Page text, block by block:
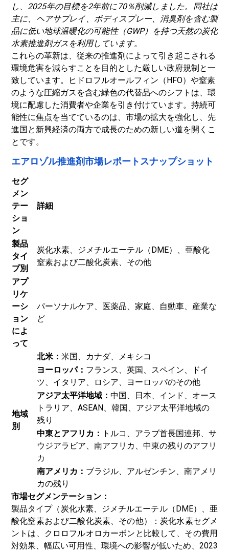
し、2025年の目標を2年前に70％削減しました。同社は
主に、ヘアサプレイ、ボディスプレー、消臭剤を含む製
品に低い地球温暖化の可能性（GWP）を持つ天然の炭化
水素推進剤ガスを利用しています。
これらの革新は、従来の推進剤によって引き起こされる
環境危害を減らすことを目的とした厳しい政府規制と一
致しています。ヒドロフルオールフィン（HFO）や窒素
のような圧縮ガスを含む緑色の代替品へのシフトは、環
境に配慮した消費者や企業を引き付けています。 持続可
能性に焦点を当てているのは、市場の拡大を強化し、先
進国と新興経済の両方で成長のための新しい道を開くこ
とです。
エアロゾル推進剤市場レポートスナップショット
セグ
メン
テー
ショ
ン
詳細
製品
タイ
プ別
炭化水素、ジメチルエーテル（DME）、亜酸化
窒素および二酸化炭素、その他
アプ
リケ
ーシ
ョン
によ
って
パーソナルケア、医薬品、家庭、自動車、産業な
ど
地域
別
北米： 米国、カナダ、メキシコ
ヨーロッパ： フランス、英国、スペイン、ドイ
ツ、イタリア、ロシア、ヨーロッパのその他
アジア太平洋地域： 中国、日本、インド、オース
トラリア、ASEAN、韓国、アジア太平洋地域の
残り
中東とアフリカ： トルコ、アラブ首長国連邦、サ
ウジアラビア、南アフリカ、中東の残りのアフリ
カ
南アメリカ： ブラジル、アルゼンチン、南アメリ
カの残り
市場セグメンテーション：
製品タイプ（炭化水素、ジメチルエーテル（DME）、亜
酸化窒素および二酸化炭素、その他）：炭化水素セグメ
ントは、クロロフルオロカーボンと比較して、その費用
対効果、幅広い可用性、環境への影響が低いため、2023